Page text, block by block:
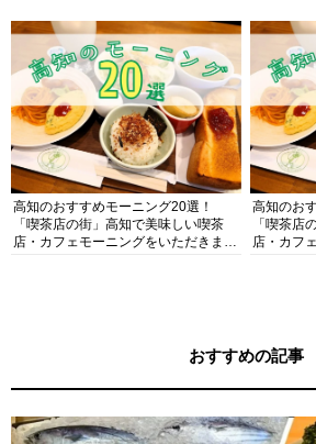
高知のおすすめモーニング20選！
「喫茶店の街」高知で美味しい喫茶
店・カフェモーニングをいただきま
高知のお
「喫茶店
店・カフ
おすすめの記事